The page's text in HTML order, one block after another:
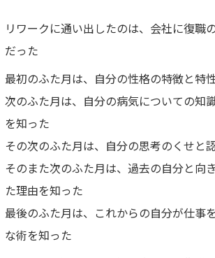
リワークに通い出したのは、会社に復職
だった
最初のふた月は、自分の性格の特徴と特
次のふた月は、自分の病気についての知
を知った
その次のふた月は、自分の思考のくせと
そのまた次のふた月は、過去の自分と向
た理由を知った
最後のふた月は、これからの自分が仕事
な術を知った